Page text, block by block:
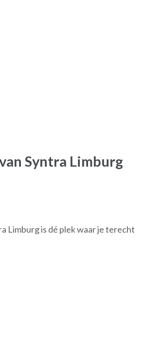
Syntra Limburg
Limburg is dé plek waar je terecht